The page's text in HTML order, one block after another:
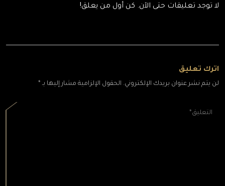
لا توجد تعليقات حتى الآن. كن أول من يعلق!
اترك تعليق
لن يتم نشر عنوان بريدك الإلكتروني. الحقول الإلزامية مشار إليها بـ *